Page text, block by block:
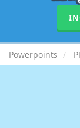
Powerpoints